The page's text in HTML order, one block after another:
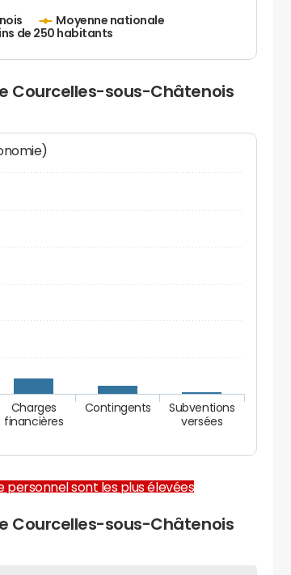
Moyenne nationale
de 250 habitants
Courcelles-sous-Châtenois
Charges
financières
Contingents
Subventions
versées
personnel sont les plus élevées
Courcelles-sous-Châtenois